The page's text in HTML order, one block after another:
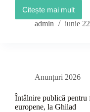
Citește mai mult
Întâlnire
publică
admin iunie
Anunțuri 2026
Întâlnire publică pentru
europene, la Ghilad